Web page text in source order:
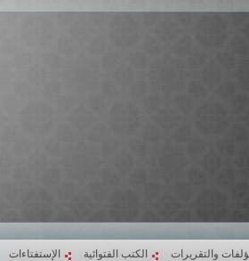
والتقريرات الكتب الفتوائية الإستفتاءات